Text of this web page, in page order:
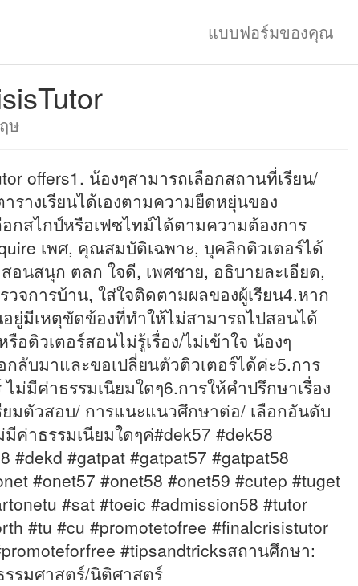
แบบฟอร์มของคุณ
ษ
offers1. น้องๆสามารถเลือกสถานที่เรียน/
รางเรียนได้เองตามความยืดหยุ่นของ
อกสไกป์หรือเฟซไทม์ได้ตามความต้องการ
เพศ, คุณสมบัติเฉพาะ, บุคลิกติวเตอร์ได้
อนสนุก ตลก ใจดี, เพศชาย, อธิบายละเอียด,
วจการบ้าน, ใส่ใจติดตามผลของผู้เรียน4.หาก
ยู่มีเหตุขัดข้องที่ทำให้ไม่สามารถไปสอนได้
อติวเตอร์สอนไม่รู้เรื่อง/ไม่เข้าใจ น้องๆ
ลับมาและขอเปลี่ยนตัวติวเตอร์ได้ค่ะ5.การ
ม่มีค่าธรรมเนียมใดๆ6.การให้คำปรึกษาเรื่อง
ยมตัวสอบ/ การแนะแนวศึกษาต่อ/ เลือกอันดับ
ค่าธรรมเนียมใดๆค่#dek57 #dek58
#dekd #gatpat #gatpat57 #gatpat58
#onet57 #onet58 #onet59 #cutep #tuget
#sat #toeic #admission58 #tutor
#tu #cu #promotetofree #finalcrisistutor
#tipsandtricksสถานศึกษา:
รมศาสตร์/นิติศาสตร์